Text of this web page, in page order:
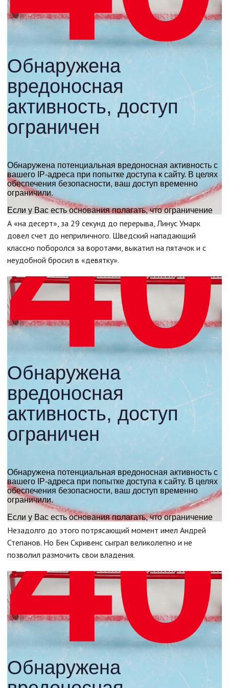
А «на десерт», за 29 секунд до перерыва, Линус Умарк
довел счет до неприличного. Шведский нападающий
классно поборолся за воротами, выкатил на пятачок и с
неудобной бросил в «девятку».
Незадолго до этого потрясающий момент имел Андрей
Степанов. Но Бен Скривенс сыграл великолепно и не
позволил размочить свои владения.